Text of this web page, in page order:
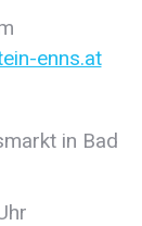
enns.at
in Bad